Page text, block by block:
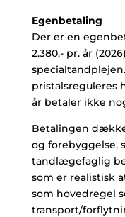
Egenbetaling
Der er en
2.380,- pr. år
pristalsreguleres
år betaler ikke
Betalingen
og forebyggelse,
tandlægefaglig
som er realistisk
som hovedregel
transport/